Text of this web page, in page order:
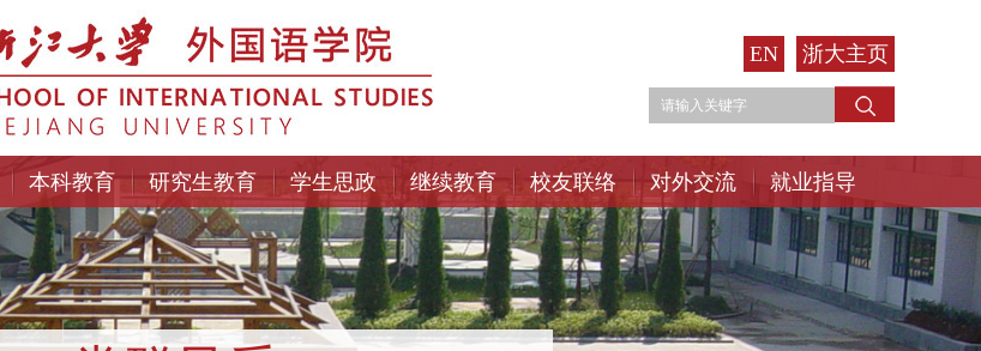
EN 浙大主页
本科教育 研究生教育 学生思政 继续教育 校友联络 对外交流 就业指导